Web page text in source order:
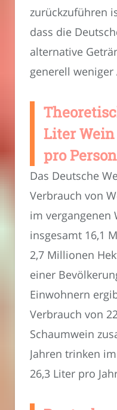
zurückzuführen
dass die
alternative
generell
Liter
pro Person
Das Deutsche
Verbrauch von
im vergangenen
insgesamt 16,1
2,7 Millionen
einer
Einwohnern
Verbrauch von
Schaumwein
Jahren trinken
26,3 Liter pro